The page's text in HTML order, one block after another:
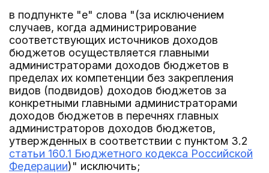
в подпункте "е" слова "(за исключением
случаев, когда администрирование
соответствующих источников доходов
бюджетов осуществляется главными
администраторами доходов бюджетов в
пределах их компетенции без закрепления
видов (подвидов) доходов бюджетов за
конкретными главными администраторами
доходов бюджетов в перечнях главных
администраторов доходов бюджетов,
утвержденных в соответствии с пунктом 3.2
статьи 160.1 Бюджетного кодекса Российской
Федерации)" исключить;